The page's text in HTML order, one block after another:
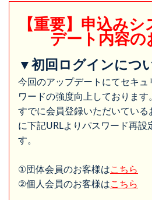
【重要】申込み
デート内容の
▼初回ログインにつ
今回のアップデートにてセキ
ワードの強度向上しております。
すでに会員登録いただいてい
に下記URLよりパスワード再設
す。
①団体会員のお客様はこちら
②個人会員のお客様はこちら